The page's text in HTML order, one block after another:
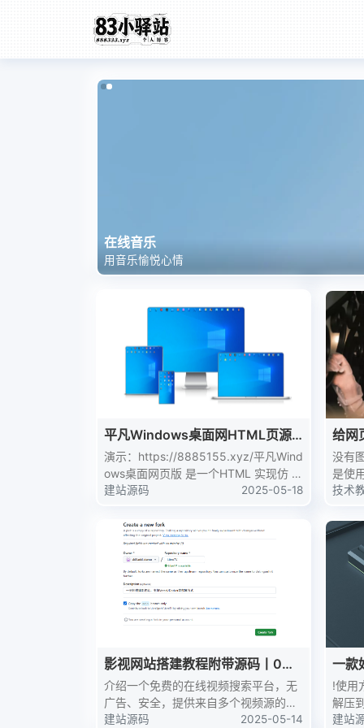
在线音乐
用音乐愉悦心情
平凡Windows桌面网HTML页源
码
演示：https://8885155.xyz/平凡Wind
ows桌面网页版 是一个HTML 实现仿 W
indows页面, 使用标准网络技术,例如 Ht
建站源码 2025-05-18
给网
x灯
没有
是使
都会
集成
集成
技术
影视网站搭建教程附带源码丨0成
本
介绍一个免费的在线视频搜索平台，无
广告、安全，提供来自多个视频源的内
容搜索与观看服务，无需注册即可使
建站源码 2025-05-14
一款
!使用
解压
下载
建站